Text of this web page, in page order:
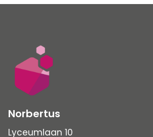
Norbertus
Lyceumlaan 10